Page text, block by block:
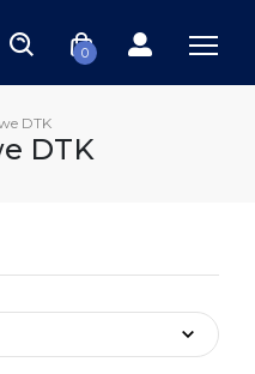
0
DTK
DTK